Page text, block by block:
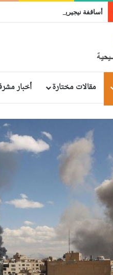
مقالات مختارة أخبار